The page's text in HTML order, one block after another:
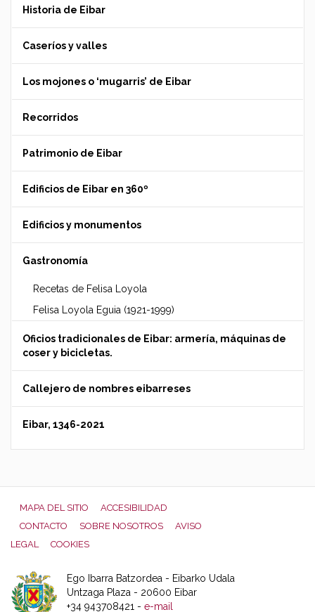
Historia de Eibar
Caseríos y valles
Los mojones o ‘mugarris’ de Eibar
Recorridos
Patrimonio de Eibar
Edificios de Eibar en 360º
Edificios y monumentos
Gastronomía
Recetas de Felisa Loyola
Felisa Loyola Eguia (1921-1999)
Oficios tradicionales de Eibar: armería, máquinas de
coser y bicicletas.
Callejero de nombres eibarreses
Eibar, 1346-2021
MAPA DEL SITIO
ACCESIBILIDAD
CONTACTO
SOBRE NOSOTROS
AVISO
LEGAL
COOKIES
Ego Ibarra Batzordea - Eibarko Udala
Untzaga Plaza - 20600 Eibar
+34 943708421 - e-mail